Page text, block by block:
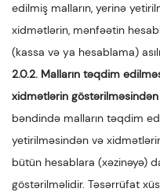
edilmiş malların, yerinə
xidmətlərin, mənfəətin
(kassa və ya hesablama)
2.0.2. Malların təqdim
xidmətlərin
bəndində malların təqdim
yetirilməsindən və
bütün hesablara (xəzinəyə)
göstərilməlidir. Təsərrüfat